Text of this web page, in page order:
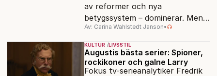
av reformer och nya
betygssystem – dominerar. Men
vem äger berättelsen om skolan?
Av: Carina Wahlstedt Janson•
KULTUR LIVSSTIL
Augustis bästa serier: Spioner,
rockikoner och galne Larry
Fokus tv-serieanalytiker Fredrik